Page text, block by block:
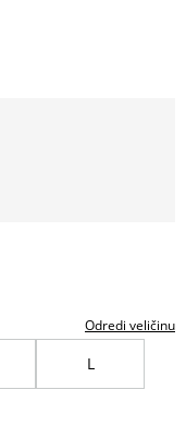
Odredi veličinu
L